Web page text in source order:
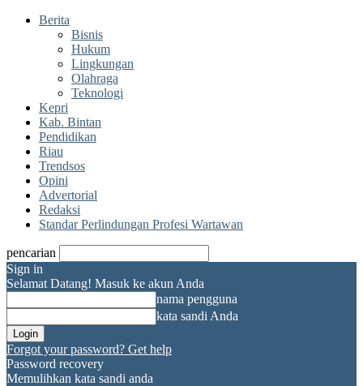
Berita
Bisnis
Hukum
Lingkungan
Olahraga
Teknologi
Kepri
Kab. Bintan
Pendidikan
Riau
Trendsos
Opini
Advertorial
Redaksi
Standar Perlindungan Profesi Wartawan
pencarian
Sign in
Selamat Datang! Masuk ke akun Anda
nama pengguna
kata sandi Anda
Forgot your password? Get help
Password recovery
Memulihkan kata sandi anda